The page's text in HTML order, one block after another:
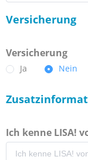
Versicherung
Versicherung
Ja Nein
Ich kenne LISA!